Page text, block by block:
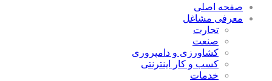
صفحه اصلی
معرفی مشاغل
تجارت
صنعت
كشاورزی و دامپروری
كسب و كار اينترنتی
خدمات